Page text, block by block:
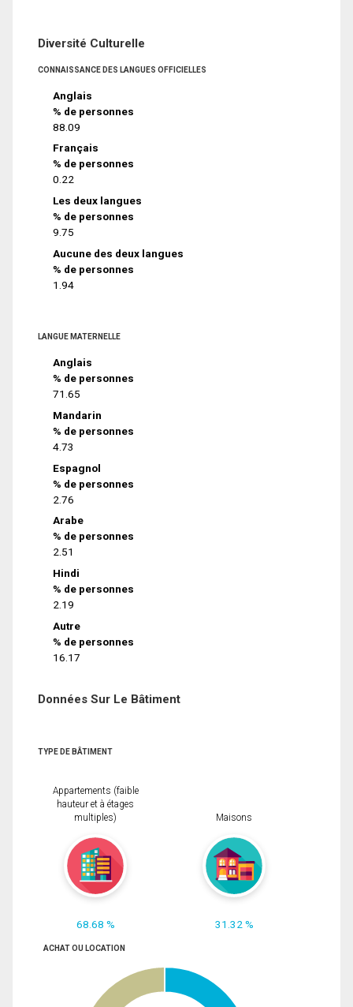
Diversité Culturelle
CONNAISSANCE DES LANGUES OFFICIELLES
Anglais
% de personnes
88.09
Français
% de personnes
0.22
Les deux langues
% de personnes
9.75
Aucune des deux langues
% de personnes
1.94
LANGUE MATERNELLE
Anglais
% de personnes
71.65
Mandarin
% de personnes
4.73
Espagnol
% de personnes
2.76
Arabe
% de personnes
2.51
Hindi
% de personnes
2.19
Autre
% de personnes
16.17
Données Sur Le Bâtiment
TYPE DE BÂTIMENT
Appartements (faible
hauteur et à étages
multiples)
68.68 %
Maisons
31.32 %
ACHAT OU LOCATION